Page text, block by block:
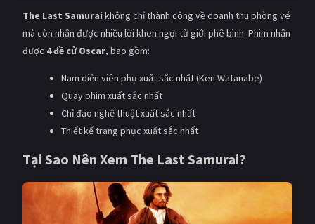
The Last Samurai không chỉ thành công về doanh thu phòng vé
mà còn nhận được nhiều lời khen ngợi từ giới phê bình. Phim nhận
được 4 đề cử Oscar, bao gồm:
Nam diễn viên phụ xuất sắc nhất (Ken Watanabe)
Quay phim xuất sắc nhất
Chỉ đạo nghệ thuật xuất sắc nhất
Thiết kế trang phục xuất sắc nhất
Tại Sao Nên Xem The Last Samurai?